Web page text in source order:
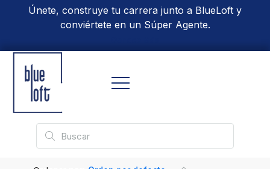
Únete, construye tu carrera junto a BlueLoft y
conviértete en un Súper Agente.